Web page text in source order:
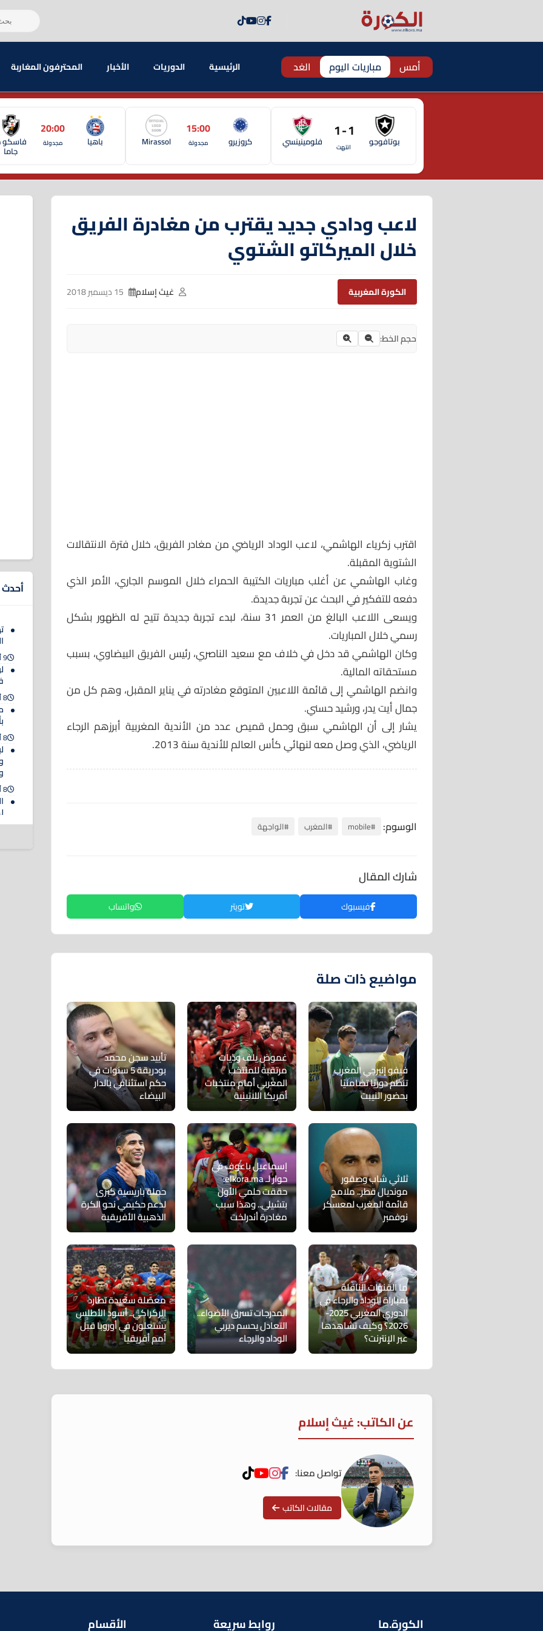
أمس مباريات اليوم الغد الرئيسية الدوريات الأخبار المحترفون المغاربة
بوتافوجو 1 - 1
انتهت فلومينينسي كروزيرو
15:00
مجدولة Mirassol باهيا
20:00
مجدولة فاسكو
جاما
لاعب ودادي جديد يقترب من مغادرة الفريق
خلال الميركاتو الشتوي
الكورة المغربية غيث إسلام
حجم الخط:
اقترب زكرياء الهاشمي، لاعب الوداد الرياضي من مغادر الفريق، خلال فترة الانتقالات
الشتوية المقبلة.
وغاب الهاشمي عن أغلب مباريات الكتيبة الحمراء خلال الموسم الجاري، الأمر الذي
دفعه للتفكير في البحث عن تجربة جديدة.
ويسعى اللاعب البالغ من العمر 31 سنة، لبدء تجربة جديدة تتيح له الظهور بشكل
رسمي خلال المباريات.
وكان الهاشمي قد دخل في خلاف مع سعيد الناصري، رئيس الفريق البيضاوي، بسبب
مستحقاته المالية.
وانضم الهاشمي إلى قائمة اللاعبين المتوقع مغادرته في يناير المقبل، وهم كل من
جمال أيت يدر، ورشيد حسني.
يشار إلى أن الهاشمي سبق وحمل قميص عدد من الأندية المغربية أبرزهم الرجاء
الرياضي، الذي وصل معه لنهائي كأس العالم للأندية سنة 2013.
الوسوم: #mobile #المغرب #الواجهة
شارك المقال
فيسبوك تويتر واتساب
مواضيع ذات صلة
فيفو إنيرجي المغرب
تنظم دوريًا تضامنيًا
بحضور النيبت
غموض يلف ودّيات
مرتقبة للمنتخب
المغربي أمام منتخبات
أمريكا اللاتينية
تأييد سجن محمد
بودريقة 5 سنوات في
حكم استئنافي بالدار
البيضاء
ثلاثي شاب وصقور
مونديال قطر.. ملامح
قائمة المغرب لمعسكر
نوفمبر
إسماعيل باعوف في
حوار لـ elkora.ma:
حققت حلمي الأول
بتشيلي.. وهذا سبب
مغادرة أندرلخت
حملة باريسية كبرى
لدعم حكيمي نحو الكرة
الذهبية الأفريقية
ما القنوات الناقلة
لمباراة الوداد والرجاء في
الدوري المغربي 2025-
2026؟ وكيف تشاهدها
عبر الإنترنت؟
المدرجات تسرق الأضواء..
التعادل يحسم ديربي
الوداد والرجاء
معضلة سعيدة تطارد
الركراكي.. أسود الأطلس
يشتعلون في أوروبا قبل
أمم أفريقيا
عن الكاتب: غيث إسلام
تواصل معنا:
مقالات الكاتب
أحدث
9 أغسطس 2026
8 أغسطس 2026
8 أغسطس 2026
8 أغسطس 2026
الكورة.ما روابط سريعة الأقسام